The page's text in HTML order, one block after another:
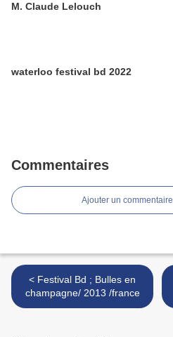
M. Claude Lelouch
waterloo festival bd 2022
Commentaires
Ajouter un commentaire
< Festival Bd ; Bulles en
champagne/ 2013 /france